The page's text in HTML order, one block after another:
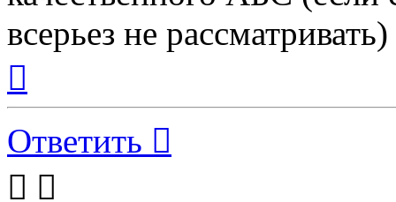
всерьез не
началу
Ответить